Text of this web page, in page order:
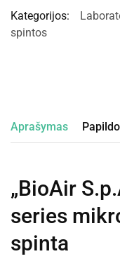
Kategorijos:
spintos
Aprašymas
„BioAir
series
spinta